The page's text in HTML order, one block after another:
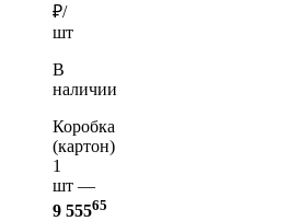
₽/
шт
В
наличии
Коробка
(картон)
1
шт —
9 55565